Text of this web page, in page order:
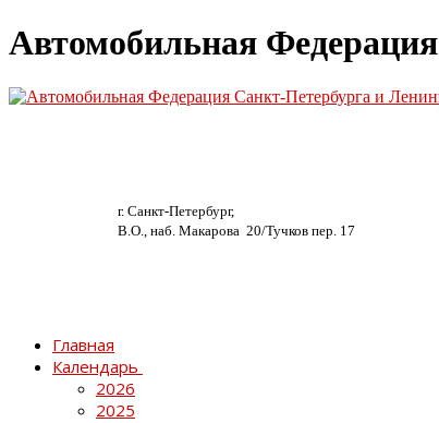
Автомобильная
г. Санкт-Петербург,
В.О., наб. Макарова 20/Тучков пер. 17
Главная
Календарь
2026
2025